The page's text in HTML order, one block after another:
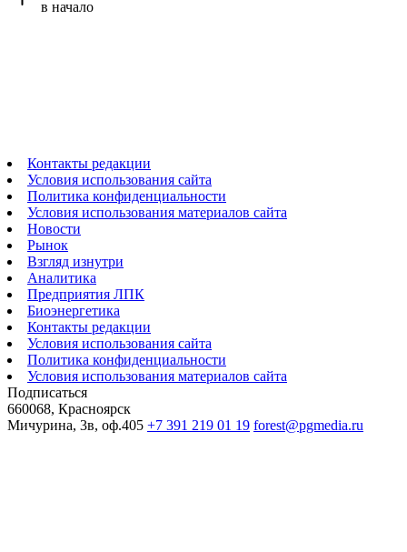
в начало
Контакты редакции
Условия использования сайта
Политика конфиденциальности
Условия использования материалов сайта
Новости
Рынок
Взгляд изнутри
Аналитика
Предприятия ЛПК
Биоэнергетика
Контакты редакции
Условия использования сайта
Политика конфиденциальности
Условия использования материалов сайта
Подписаться
660068, Красноярск
Мичурина, 3в, оф.405 +7 391 219 01 19 forest@pgmedia.ru